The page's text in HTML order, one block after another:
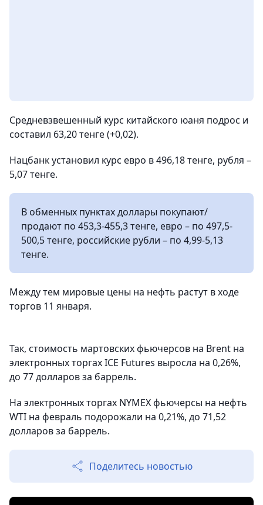
Средневзвешенный курс китайского юаня подрос и
составил 63,20 тенге (+0,02).
Нацбанк установил курс евро в 496,18 тенге, рубля –
5,07 тенге.
В обменных пунктах доллары покупают/
продают по 453,3-455,3 тенге, евро – по 497,5-
500,5 тенге, российские рубли – по 4,99-5,13
тенге.
Между тем мировые цены на нефть растут в ходе
торгов 11 января.
Так, стоимость мартовских фьючерсов на Brent на
электронных торгах ICE Futures выросла на 0,26%,
до 77 долларов за баррель.
На электронных торгах NYMEX фьючерсы на нефть
WTI на февраль подорожали на 0,21%, до 71,52
долларов за баррель.
Поделитесь новостью